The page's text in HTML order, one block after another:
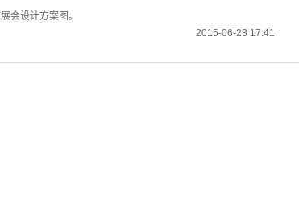
会设计方案图。
2015-06-23 17:41